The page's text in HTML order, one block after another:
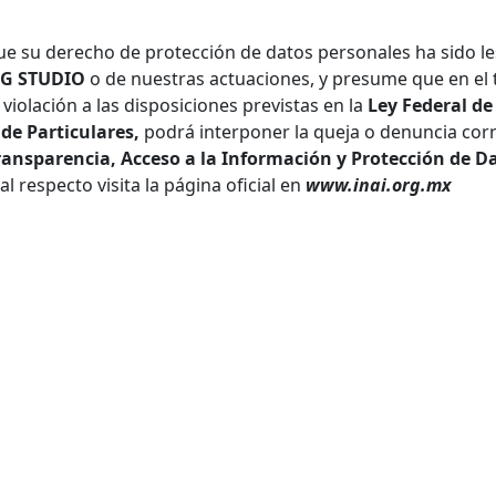
su derecho de protección de datos personales ha sido
STUDIO o de nuestras actuaciones, y presume que en
a las disposiciones previstas en la Ley Federal
Particulares, podrá interponer la queja o denuncia
Acceso a la Información y Protección de
respecto visita la página oficial en www.inai.org.mx